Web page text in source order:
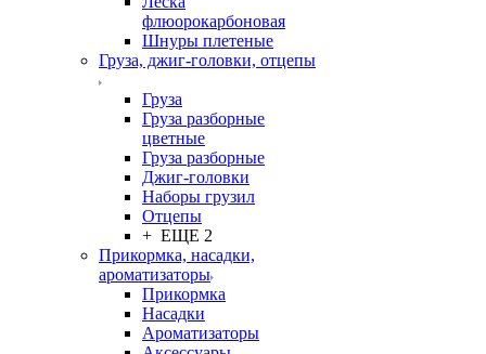
флюорокарбоновая
Шнуры плетеные
Груза, джиг-головки, отцепы
Груза
Груза разборные
цветные
Груза разборные
Джиг-головки
Наборы грузил
Отцепы
+ ЕЩЕ 2
Прикормка, насадки,
ароматизаторы
Прикормка
Насадки
Ароматизаторы